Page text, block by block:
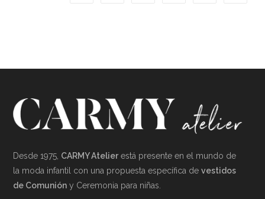
Desde 1975, CARMY Atelier está presente en el mundo de
la moda infantil con una propuesta específica devestidos
de Comunión y Ceremonia para niñas.